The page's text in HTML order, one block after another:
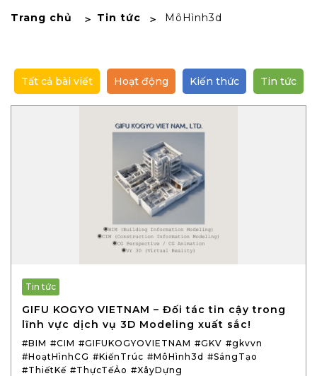
Trang chủ Tin tức MôHình3d
Tất cả bài viết Hoạt động Kiến thức Tin tức
Tin tức
GIFU KOGYO VIETNAM – Đối tác tin cậy trong
lĩnh vực dịch vụ 3D Modeling xuất sắc!
#BIM #CIM #GIFUKOGYOVIETNAM #GKV #gkvvn
#HoạtHìnhCG #KiếnTrúc #MôHình3d #SángTạo
#ThiếtKế #ThựcTếẢo #XâyDựng